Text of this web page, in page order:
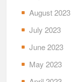
August 2023
July 2023
June 2023
May 2023